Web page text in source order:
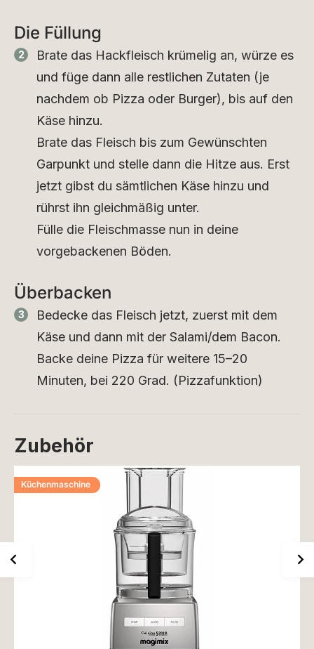
Die Füllung
Brate das Hackfleisch krümelig an, würze es
und füge dann alle restlichen Zutaten (je
nachdem ob Pizza oder Burger), bis auf den
Käse hinzu.
Brate das Fleisch bis zum Gewünschten
Garpunkt und stelle dann die Hitze aus. Erst
jetzt gibst du sämtlichen Käse hinzu und
rührst ihn gleichmäßig unter.
Fülle die Fleischmasse nun in deine
vorgebackenen Böden.
Überbacken
Bedecke das Fleisch jetzt, zuerst mit dem
Käse und dann mit der Salami/dem Bacon.
Backe deine Pizza für weitere 15–20
Minuten, bei 220 Grad. (Pizzafunktion)
Zubehör
Küchenmaschine